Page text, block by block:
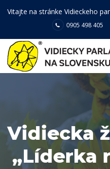
Vitajte na stránke Vidieckeho
0905 498 405
Vidiecka
„Líderka